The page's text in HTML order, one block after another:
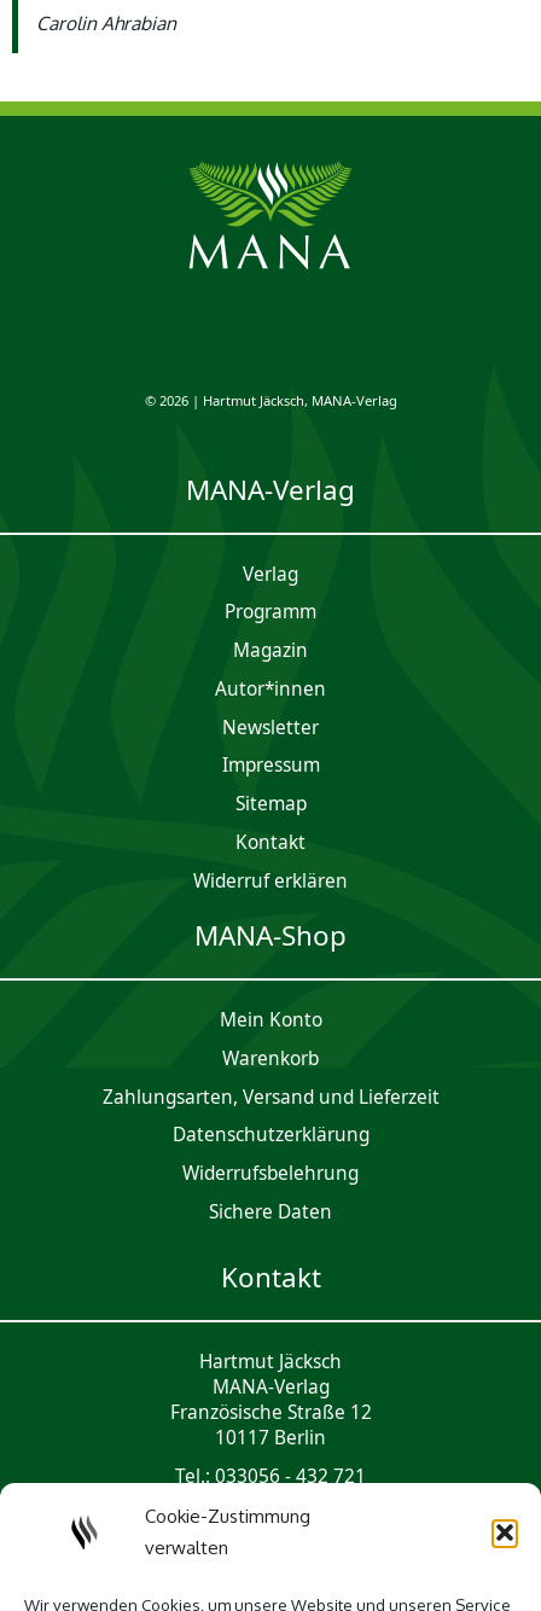
Cookie-Zustimmung
verwalten
Wir verwenden Cookies, um unsere Website und unseren Service
Carolin Ahrabian
© 2026 | Hartmut Jäcksch, MANA-Verlag
MANA-Verlag
Verlag
Programm
Magazin
Autor*innen
Newsletter
Impres­sum
Sitemap
Kontakt
Widerruf erklären
MANA-Shop
Mein Konto
Waren­korb
Zahlungsarten, Versand und Lieferzeit
Daten­schutz­er­klärung
Widerrufsbelehrung
Sichere Daten
Kontakt
Hartmut Jäcksch
MANA-Verlag
Französische Straße 12
10117 Berlin
Tel.: 033056 - 432 721
Social Media